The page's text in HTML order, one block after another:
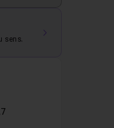
sens.